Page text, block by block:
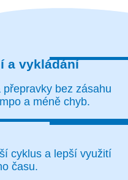
a vykládání
bez zásahu
a méně chyb.
cyklus a lepší využití
času.